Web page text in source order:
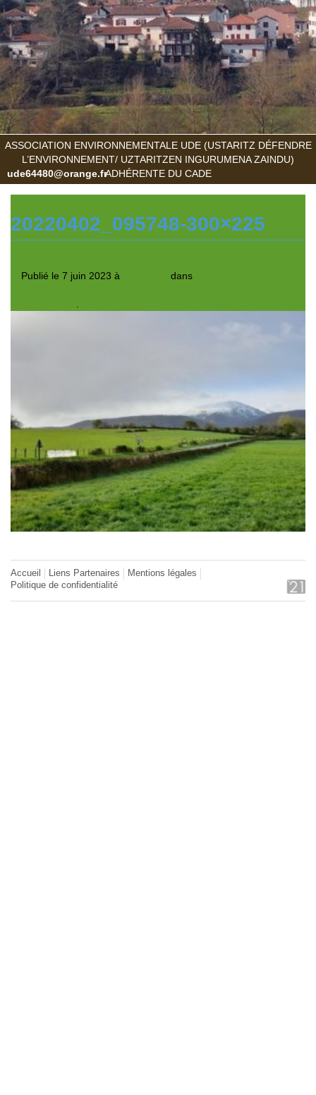
ASSOCIATION ENVIRONNEMENTALE UDE (USTARITZ DÉFENDRE
L’ENVIRONNEMENT/ UZTARITZEN INGURUMENA ZAINDU)
ADHÉRENTE DU CADE
ude64480@orange.fr
20220402_095748-300×225
Publié le 7 juin 2023 à dans
Accueil Liens Partenaires
Mentions légales
Politique de confidentialité